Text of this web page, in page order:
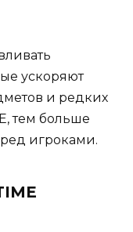
ускоряют
и редких
тем больше
игроками.